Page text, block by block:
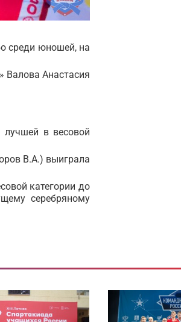
среди юношей, на
Валова Анастасия
в весовой
В.А.) выиграла
категории до
серебряному